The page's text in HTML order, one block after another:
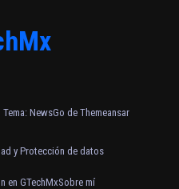
Tema: NewsGo de Themeansar
y Protección de datos
en GTechMxSobre mí